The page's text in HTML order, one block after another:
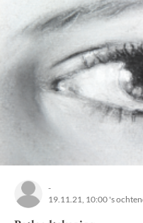
-
19.11.21, 10:00 's